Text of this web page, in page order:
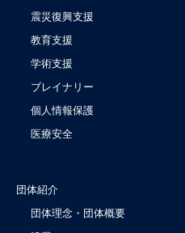
震災復興支援
教育支援
学術支援
ブレイナリー
個人情報保護
医療安全
団体紹介
団体理念・団体概要